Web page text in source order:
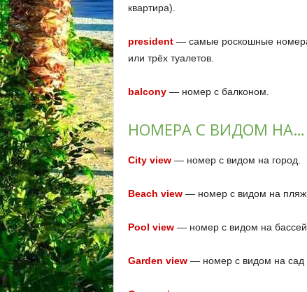
квартира).
president— самые роскошные номера
или трёх туалетов.
balcony— номер с балконом.
НОМЕРА С ВИДОМ НА…
City view— номер с видом на город.
Beach view— номер с видом на пляж.
Pool view— номер с видом на
Garden view— номер с видом на сад